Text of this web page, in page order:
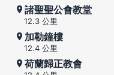
諸聖聖公會教堂
12.3 公里
加勒鐘樓
12.4 公里
荷蘭歸正教會